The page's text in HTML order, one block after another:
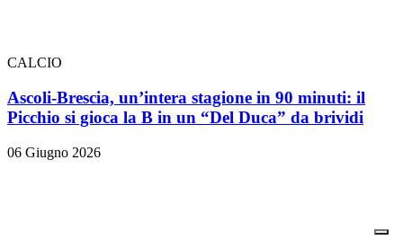
CALCIO
Ascoli-Brescia, un’intera stagione in 90 minuti: il
Picchio si gioca la B in un “Del Duca” da brividi
06 Giugno 2026